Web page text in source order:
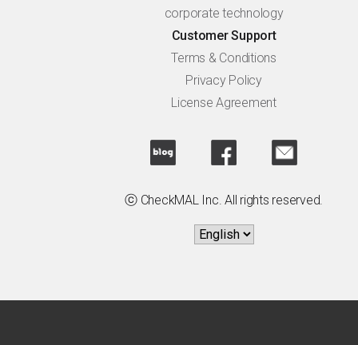
corporate technology
Customer Support
Terms & Conditions
Privacy Policy
License Agreement
ⓒ CheckMAL Inc. All rights reserved.